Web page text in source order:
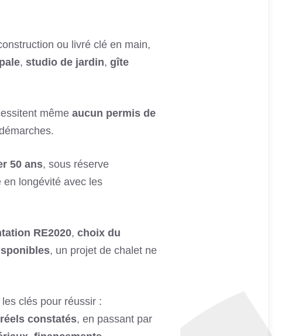
ou livré clé en main,
, studio de jardin, gîte
même aucun permis de
50 ans, sous réserve
en longévité avec les
RE2020, choix du
, un projet de chalet ne
clés pour réussir :
constatés, en passant par